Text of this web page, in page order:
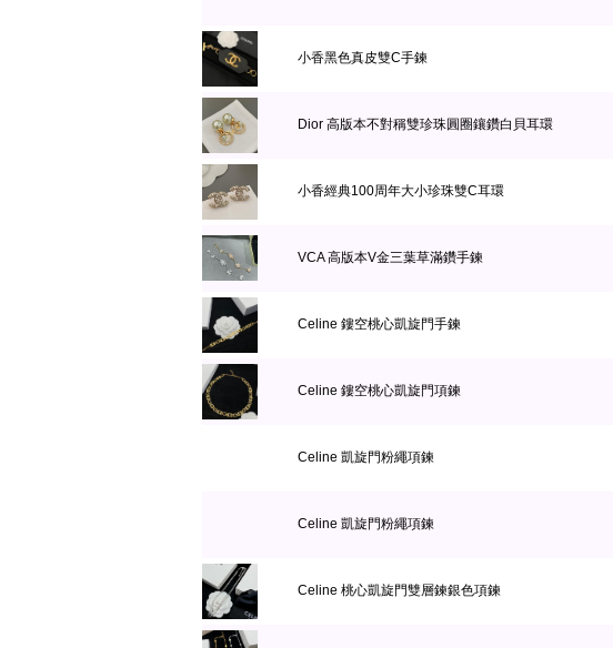
小香黑色真皮雙C手鍊
Dior 高版本不對稱雙珍珠圓圈鑲鑽白貝耳環
小香經典100周年大小珍珠雙C耳環
VCA 高版本V金三葉草滿鑽手鍊
Celine 鏤空桃心凱旋門手鍊
Celine 鏤空桃心凱旋門項鍊
Celine 凱旋門粉繩項鍊
Celine 凱旋門粉繩項鍊
Celine 桃心凱旋門雙層鍊銀色項鍊